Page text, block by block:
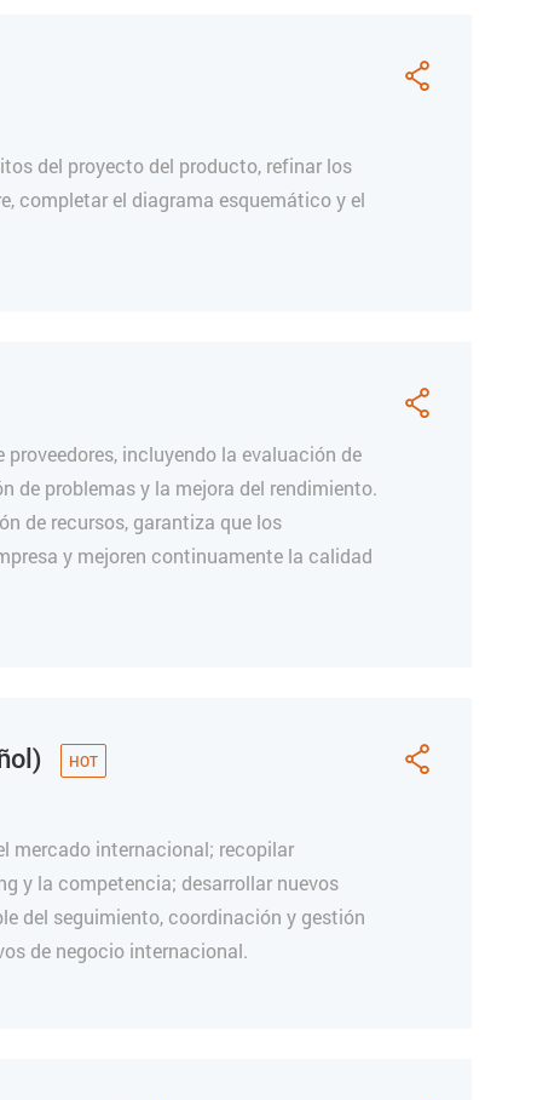
del proyecto del producto, refinar los
completar el diagrama esquemático y el

proveedores, incluyendo la evaluación de
de problemas y la mejora del rendimiento.
de recursos, garantiza que los
y mejoren continuamente la calidad

mercado internacional; recopilar
y la competencia; desarrollar nuevos
del seguimiento, coordinación y gestión
de negocio internacional.
